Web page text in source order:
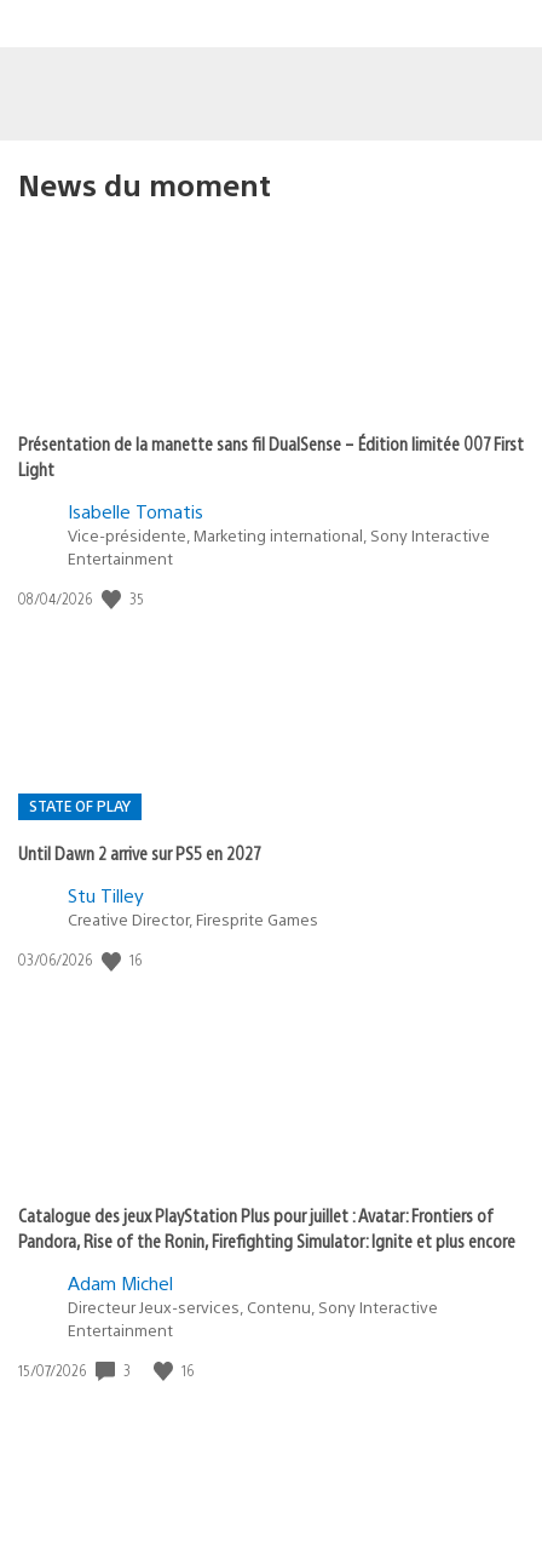
News du moment
Présentation de la manette sans fil DualSense – Édition limitée 007 First
Light
Isabelle Tomatis
Vice-présidente, Marketing international, Sony Interactive
Entertainment
Date
08/04/2026 35
STATE OF PLAY
Until Dawn 2 arrive sur PS5 en 2027
Postée
:
Stu Tilley
Creative Director, Firesprite Games
Date
03/06/2026 16
Catalogue des jeux PlayStation Plus pour juillet : Avatar: Frontiers of
Pandora, Rise of the Ronin, Firefighting Simulator: Ignite et plus encore
Adam Michel
Directeur Jeux-services, Contenu, Sony Interactive
Entertainment
Date
15/07/2026 3 16